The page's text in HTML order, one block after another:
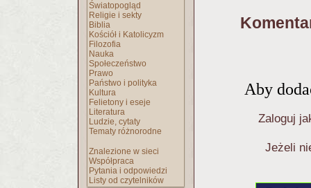
Światopogląd
Religie i sekty
Biblia
Kościół i Katolicyzm
Filozofia
Nauka
Społeczeństwo
Prawo
Państwo i polityka
Kultura
Felietony i eseje
Literatura
Ludzie, cytaty
Tematy różnorodne
Znalezione w sieci
Współpraca
Pytania i odpowiedzi
Listy od czytelników
Aby
Zaloguj
Jeżeli